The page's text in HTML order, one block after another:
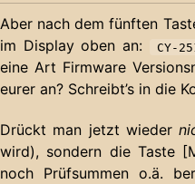
Aber nach dem fünften
im Display oben an:
CY-
eine Art Firmware
eurer an? Schreibt’s in die
Drückt man jetzt wieder
wird), sondern die Taste
noch Prüfsummen o.ä.